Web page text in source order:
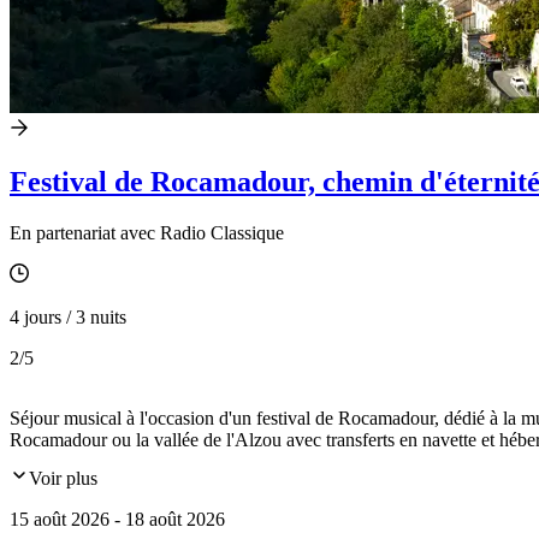
Festival de Rocamadour, chemin
En partenariat avec Radio Classique
4 jours / 3 nuits
2/5
Séjour musical à l'occasion d'un festival de Rocamadour, dédié à la
Rocamadour ou la vallée de l'Alzou avec transferts en navette et
Voir plus
15 août 2026 - 18 août 2026